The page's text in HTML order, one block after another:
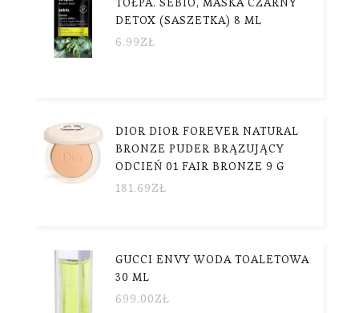
DETOX (SASZETKA) 8 ML
6.99ZŁ
DIOR DIOR FOREVER NATURAL
BRONZE PUDER BRĄZUJĄCY
ODCIEŃ 01 FAIR BRONZE 9 G
181.69ZŁ
GUCCI ENVY WODA TOALETOWA
30 ML
699.00ZŁ